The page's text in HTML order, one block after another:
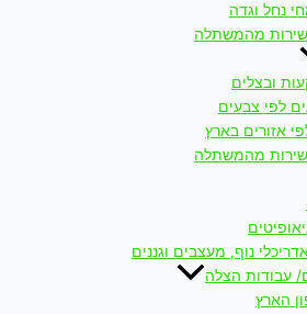
נחל וגדה
מהמשתלה
ובצלים
לפי צבעים
אזורים בארץ
מהמשתלה
נוף, מעצבים וגננים
עבודות הצלה
הארץ